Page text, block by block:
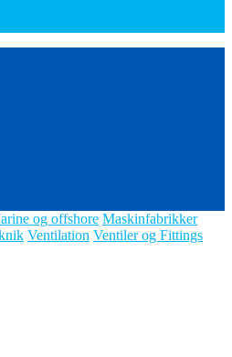
og offshore Maskinfabrikker
Ventilation Ventiler og Fittings